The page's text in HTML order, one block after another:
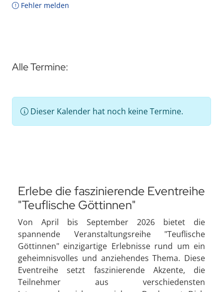
Fehler melden
Alle Termine:
Dieser Kalender hat noch keine Termine.
Erlebe die faszinierende Eventreihe
"Teuflische Göttinnen"
Von April bis September 2026 bietet die
spannende Veranstaltungsreihe "Teuflische
Göttinnen" einzigartige Erlebnisse rund um ein
geheimnisvolles und anziehendes Thema. Diese
Eventreihe setzt faszinierende Akzente, die
Teilnehmer aus verschiedensten